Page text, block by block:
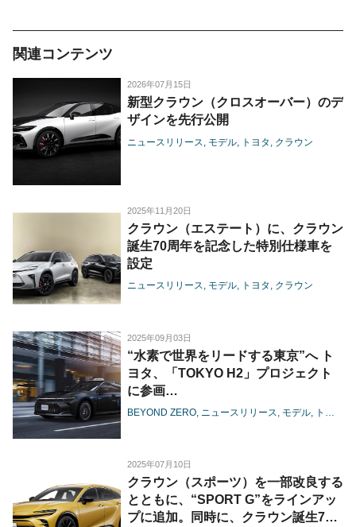
関連コンテンツ
2026年07月15日
新型クラウン（クロスオーバー）のデ
ザインを先行公開
ニュースリリース モデル トヨタ クラウン
2025年11月20日
クラウン（エステート）に、クラウン
誕生70周年を記念した特別仕様車を
設定
ニュースリリース モデル トヨタ クラウン
2025年09月03日
“水素で世界をリードする東京”へ ト
ヨタ、「TOKYO H2」プロジェクト
に参画
-燃料電池タクシーにクラウンを導
BEYOND ZERO ニュースリリース モデル トヨタ
2025年07月10日
クラウン（スポーツ）を一部改良する
とともに、“SPORT G”をラインアッ
プに追加。同時に、クラウン誕生70